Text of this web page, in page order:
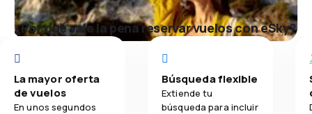
¿Por qué vale la pena reservar vuelos con eSky?
La mayor oferta
de vuelos
En unos segundos
Búsqueda flexible
Extiende tu
búsqueda para incluir